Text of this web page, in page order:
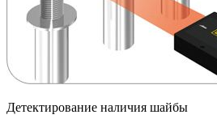
Детектирование наличия шайбы